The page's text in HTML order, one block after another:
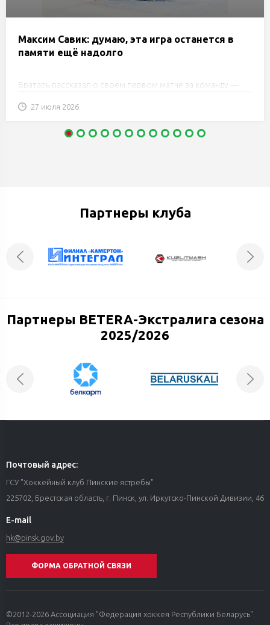
Максим Савик: думаю, эта игра останется в
памяти ещё надолго
Вратарь рассказал о своем первом матче за команду —
пинчане добились победы в спарринге с «Зубрами» (3:2).
27 июля 2026
Партнеры клуба
Партнеры BETERA-Экстралига сезона
2025/2026
Почтовый адрес:
ГСУ "Хоккейный клуб Пинские ястребы"
225702, Брестская область, г. Пинск, ул. Иркутско-Пинской Дивизии, 46
E-mail
hk@pinsk.gov.by
ФОРМА ОБРАТНОЙ СВЯЗИ
©2012-2026 Ассоциация "Федерация хоккея Республики Беларусь".